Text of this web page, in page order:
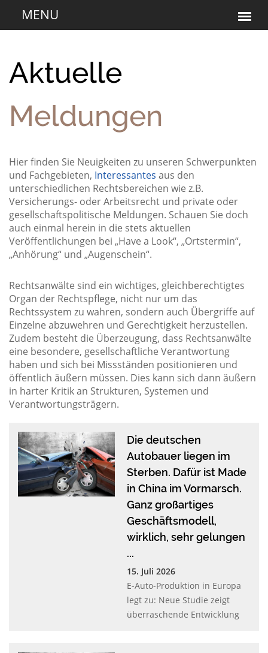
Aktuelle
Meldungen
Hier finden Sie Neuigkeiten zu unseren Schwerpunkten
und Fachgebieten, Interessantes aus den
unterschiedlichen Rechtsbereichen wie z.B.
Versicherungs- oder Arbeitsrecht und private oder
gesellschaftspolitische Meldungen. Schauen Sie doch
auch einmal herein in die stets aktuellen
Veröffentlichungen bei „Have a Look“, „Ortstermin“,
„Anhörung“ und „Augenschein“.
Rechtsanwälte sind ein wichtiges, gleichberechtigtes
Organ der Rechtspflege, nicht nur um das
Rechtssystem zu wahren, sondern auch Übergriffe auf
Einzelne abzuwehren und Gerechtigkeit herzustellen.
Zudem besteht die Überzeugung, dass Rechtsanwälte
eine besondere, gesellschaftliche Verantwortung
haben und sich bei Missständen positionieren und
öffentlich äußern müssen. Dies kann sich dann äußern
in harter Kritik an Strukturen, Systemen und
Verantwortungsträgern.
Die deutschen
Autobauer liegen im
Sterben. Dafür ist Made
in China im Vormarsch.
Ganz großartiges
Geschäftsmodell,
wirklich, sehr gelungen
...
15. Juli 2026
E-Auto-Produktion in Europa
legt zu: Neue Studie zeigt
überraschende Entwicklung